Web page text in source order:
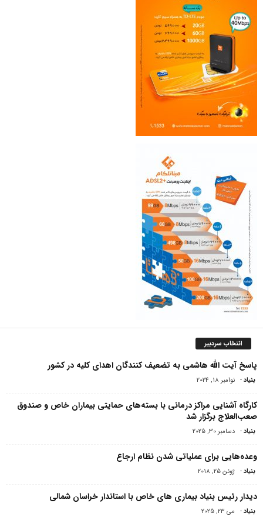
انتخاب سردبیر
پاسخ آیت الله هاشمی به تضعیف کنندگان اهدای کلیه در کشور
بنیاد- نوامبر 18, 2024
کارگاه آشنایی مراکز درمانی با بسته‌های حمایتی بیماران خاص و صندوق
صعب‌العلاج برگزار شد
بنیاد- دسامبر 30, 2025
وعده‌هایی برای عملیاتی شدن نظام ارجاع
بنیاد- ژوئن 25, 2018
دیدار رئیس بنیاد بیماری های خاص با استاندار خراسان شمالی
بنیاد- می 23, 2025